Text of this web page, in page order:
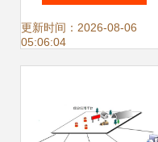
系统图
更新时间：2026-08-06
05:06:04